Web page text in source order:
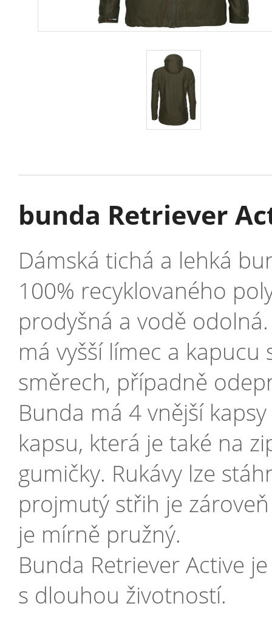
bunda Retriever
Dámská tichá a lehká
100% recyklovaného
prodyšná a vodě
má vyšší límec a
směrech, případně
Bunda má 4 vnější
kapsu, která je také na
gumičky. Rukávy lze
projmutý střih je
je mírně pružný.
Bunda Retriever Active
s dlouhou životností.